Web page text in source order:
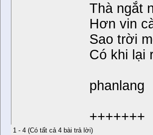
Thà ngắt
Hơn vin
Sao trời
Có khi lại
phanlang
+++++++
1 - 4 (Có tất cả 4 bài trả lời)